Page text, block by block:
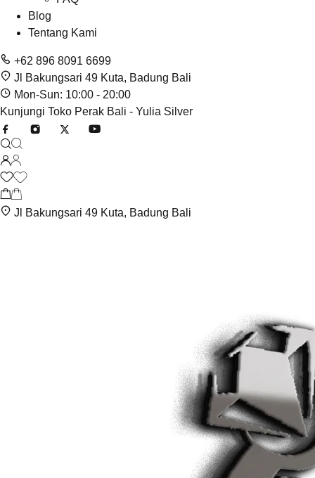
Blog
Tentang Kami
+62 896 8091 6699
Jl Bakungsari 49 Kuta, Badung Bali
Mon-Sun: 10:00 - 20:00
Kunjungi Toko Perak Bali - Yulia Silver
Jl Bakungsari 49 Kuta, Badung Bali